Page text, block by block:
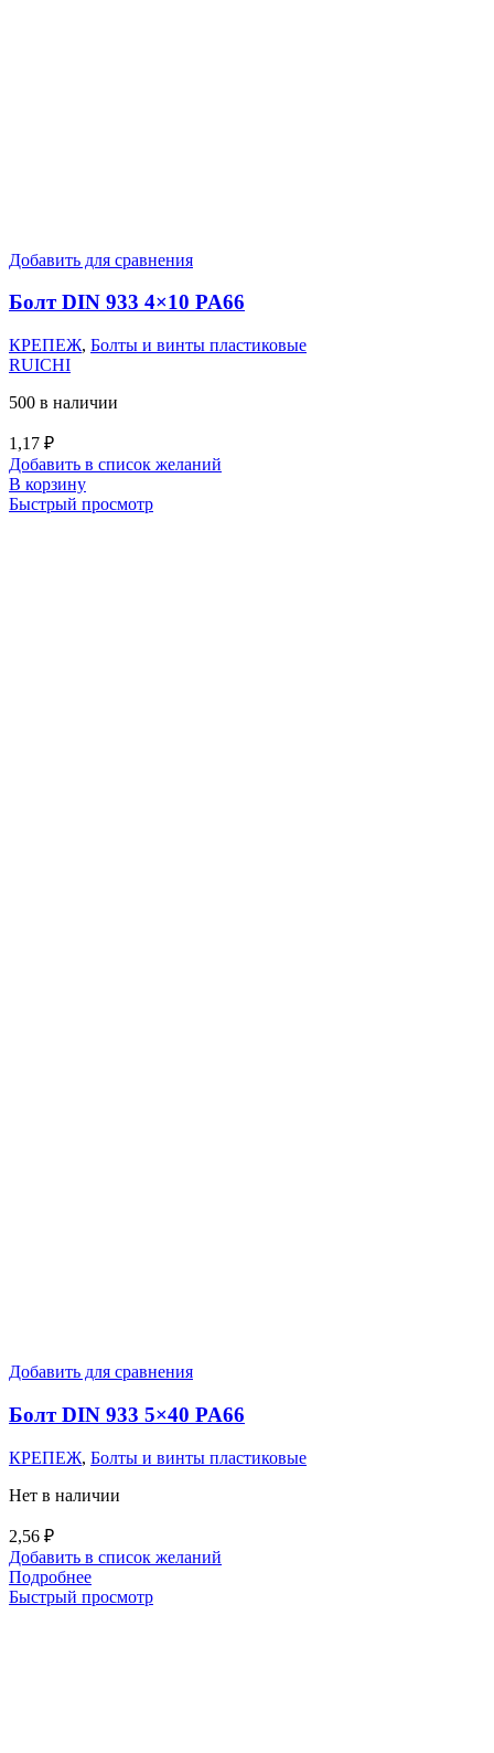
Добавить для сравнения
Болт DIN 933 4×10 PA66
КРЕПЕЖ, Болты и винты пластиковые
RUICHI
500 в наличии
1,17 ₽
Добавить в список желаний
В корзину
Быстрый просмотр
Добавить для сравнения
Болт DIN 933 5×40 PA66
КРЕПЕЖ, Болты и винты пластиковые
Нет в наличии
2,56 ₽
Добавить в список желаний
Подробнее
Быстрый просмотр